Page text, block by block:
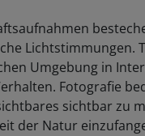
Lichtstimmungen.
Umgebung in
Fotografie
sichtbar zu
der Natur